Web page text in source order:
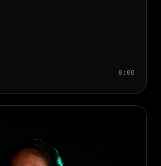
0:00